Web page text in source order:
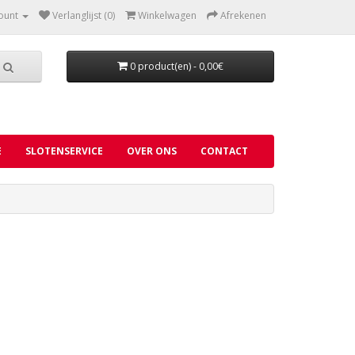
Verlanglijst (0) Winkelwagen Afrekenen
0 product(en) - 0,00€
SLOTENSERVICE OVER ONS CONTACT